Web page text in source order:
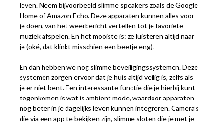
leven. Neem bijvoorbeeld slimme speakers zoals de Google
Home of Amazon Echo. Deze apparaten kunnen alles voor
je doen, van het weerbericht vertellen tot je favoriete
muziek afspelen. En het mooiste is: ze luisteren altijd naar
je (oké, dat klinkt misschien een beetje eng).
En dan hebben we nog slimme beveiligingssystemen. Deze
systemen zorgen ervoor dat je huis altijd veilig is, zelfs als
je er niet bent. Een interessante functie die je hierbij kunt
tegenkomen is wat is ambient mode, waardoor apparaten
nog beter in je dagelijks leven kunnen integreren. Camera’s
die via een app te bekijken zijn, slimme sloten die je met je